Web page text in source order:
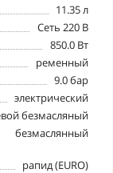
11.35 л
Сеть 220 В
850.0 Вт
ременный
9.0 бар
электрический
безмасляный
безмаслянный
рапид (EURO)